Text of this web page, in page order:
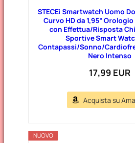
STECEi Smartwatch Uomo
Curvo HD da 1,95”
con Effettua/Risposta
Sportive Smart
Contapassi/Sonno/
Nero Intenso
17,99 EUR
Acquista su
NUOVO